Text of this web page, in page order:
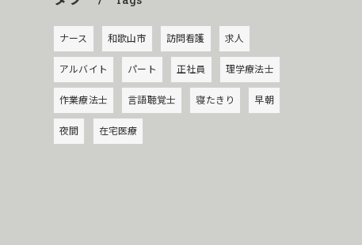
ナース 和歌山市 訪問看護 求人
アルバイト パート 正社員 理学療法士
作業療法士 言語聴覚士 寝たきり 早朝
夜間 在宅医療